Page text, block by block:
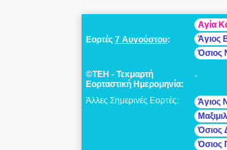
Εορτές 7 Αυγούστου:
Αγία
Άγιος
Όσιος
©ΤΕΗ - Τεκμαρτή
Εορταστική Ημερομηνία:
-
Άλλες Σημερινές Εορτές: Άγιος
Όσιος
Όσιος